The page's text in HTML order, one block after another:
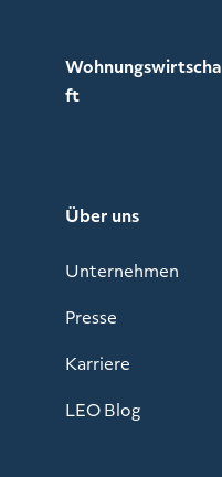
Wohnungswirtscha
ft
Über uns
Unternehmen
Presse
Karriere
LEO Blog